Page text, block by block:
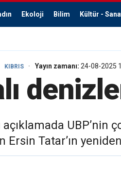
Ekoloji Bilim Kültür -
KIBRIS Yayın zamanı: 24-08-2025
açıklamada
Ersin Tatar’ın